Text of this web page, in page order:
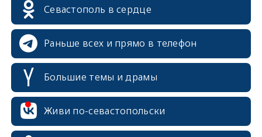
Севастополь в сердце
Раньше всех и прямо в телефон
Большие темы и драмы
Живи по-севастопольски